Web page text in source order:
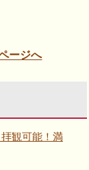
ージへ
観可能！満